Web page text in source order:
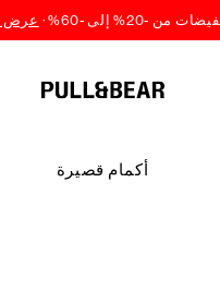
أكمام قصيرة